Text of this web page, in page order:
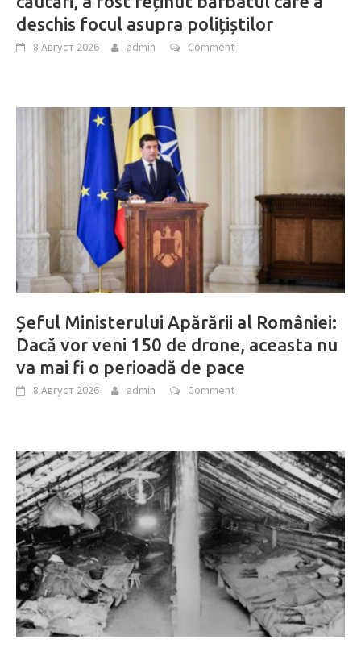
deschis focul asupra polițiștilor
8 Август 2026 admin Comment
Șeful Ministerului Apărării al României:
Dacă vor veni 150 de drone, aceasta nu
va mai fi o perioadă de pace
8 Август 2026 admin Comment